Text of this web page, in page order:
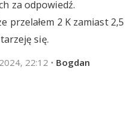
za odpowiedź.
przelałem 2 K zamiast 2,5
się.
22:12 • Bogdan